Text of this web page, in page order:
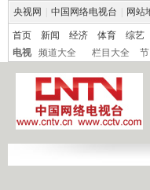
央视网 中国网络电视台 网站
首页 新闻 经济 体育 综艺
电视
频道大全 栏目大全